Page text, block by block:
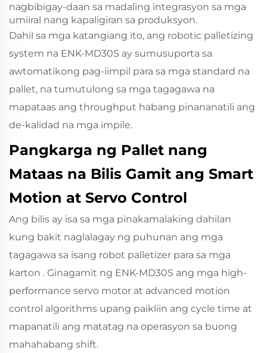
nagbibigay-daan sa madaling integrasyon sa mga
umiiral nang kapaligiran sa produksyon.
Dahil sa mga katangiang ito, ang robotic palletizing
system na ENK‑MD30S ay sumusuporta sa
awtomatikong pag-iimpil para sa mga standard na
pallet, na tumutulong sa mga tagagawa na
mapataas ang throughput habang pinananatili ang
de-kalidad na mga impile.
Pangkarga ng Pallet nang
Mataas na Bilis Gamit ang Smart
Motion at Servo Control
Ang bilis ay isa sa mga pinakamalaking dahilan
kung bakit naglalagay ng puhunan ang mga
tagagawa sa isang robot palletizer para sa mga
karton . Ginagamit ng ENK‑MD30S ang mga high-
performance servo motor at advanced motion
control algorithms upang paikliin ang cycle time at
mapanatili ang matatag na operasyon sa buong
mahahabang shift.